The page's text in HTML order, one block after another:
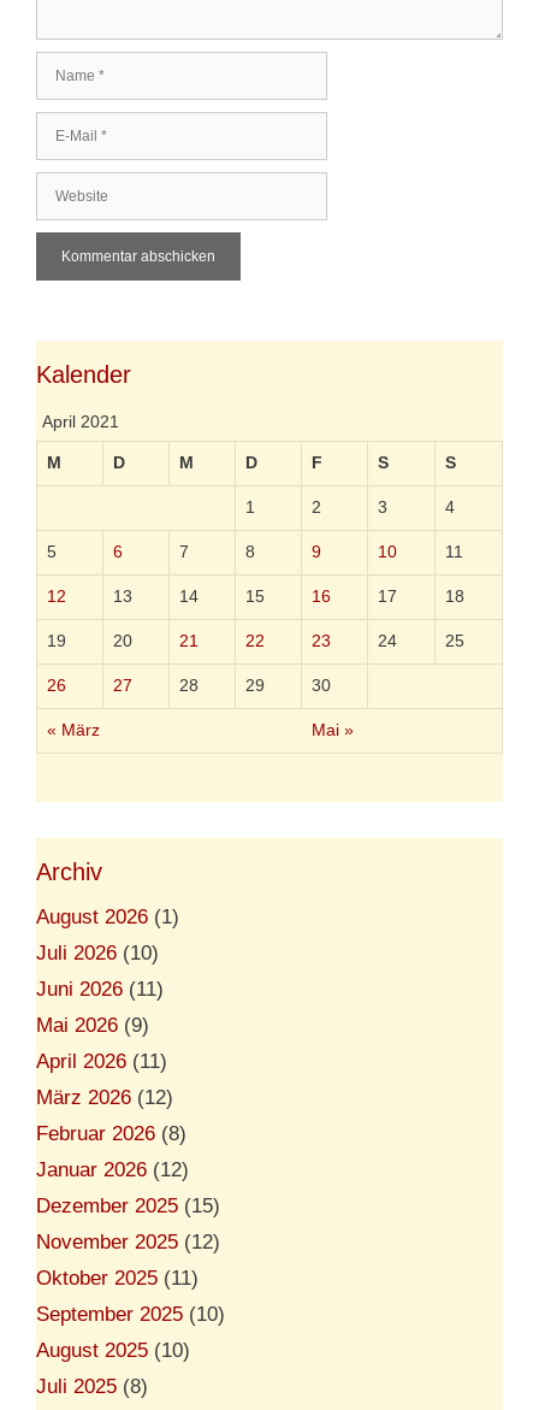
l
Kalender
April 2021
M D M D F S S
« März Mai »
1 2 3 4
5 6 7 8 9 10 11
12 13 14 15 16 17 18
19 20 21 22 23 24 25
26 27 28 29 30
Archiv
August 2026 (1)
Juli 2026 (10)
Juni 2026 (11)
Mai 2026 (9)
April 2026 (11)
März 2026 (12)
Februar 2026 (8)
Januar 2026 (12)
Dezember 2025 (15)
November 2025 (12)
Oktober 2025 (11)
September 2025 (10)
August 2025 (10)
Juli 2025 (8)